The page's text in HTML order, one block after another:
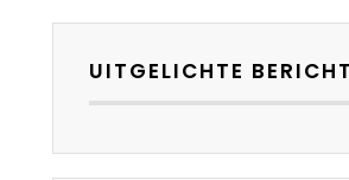
UITGELICHTE